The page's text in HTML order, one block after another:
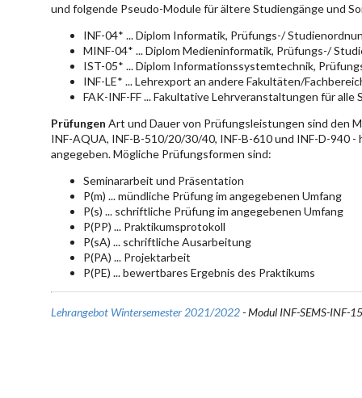
und folgende Pseudo-Module für ältere Studiengänge und
INF-04* ... Diplom Informatik, Prüfungs-/
MINF-04* ... Diplom Medieninformatik, Prüfungs-/
IST-05* ... Diplom Informationssystemtechnik,
INF-LE* ... Lehrexport an andere Fakultäten/
FAK-INF-FF ... Fakultative Lehrveranstaltungen für
Prüfungen Art und Dauer von Prüfungsleistungen sind den
INF-AQUA, INF-B-510/20/30/40, INF-B-610 und INF-D-940
angegeben. Mögliche Prüfungsformen sind:
Seminararbeit und Präsentation
P(m) ... mündliche Prüfung im angegebenen Umfang
P(s) ... schriftliche Prüfung im angegebenen Umfang
P(PP) ... Praktikumsprotokoll
P(sA) ... schriftliche Ausarbeitung
P(PA) ... Projektarbeit
P(PE) ... bewertbares Ergebnis des Praktikums
Lehrangebot Wintersemester 2021/2022- Modul INF-SEMS-INF-15